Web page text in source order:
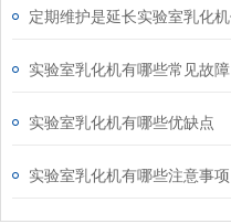
实验室乳化机有哪些常见故障
实验室乳化机有哪些优缺点
实验室乳化机有哪些注意事项